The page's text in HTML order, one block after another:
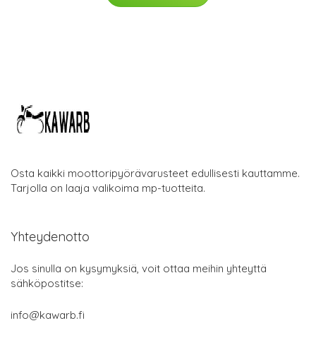
Osta kaikki moottoripyörävarusteet edullisesti kauttamme.
Tarjolla on laaja valikoima mp-tuotteita.
Yhteydenotto
Jos sinulla on kysymyksiä, voit ottaa meihin yhteyttä
sähköpostitse:
info@kawarb.fi